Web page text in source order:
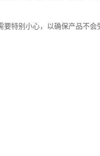
特别小心，以确保产品不